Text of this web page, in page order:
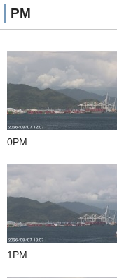
PM
0PM.
1PM.